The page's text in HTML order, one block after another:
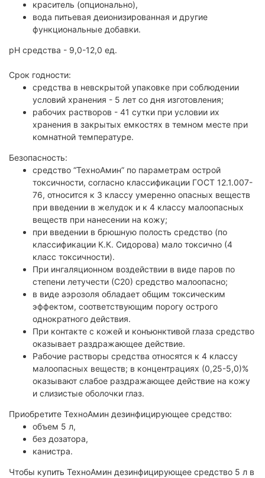
краситель (опционально),
вода питьевая деионизированная и другие
функциональные добавки.
рН средства - 9,0-12,0 ед.
Срок годности:
средства в невскрытой упаковке при соблюдении
условий хранения - 5 лет со дня изготовления;
рабочих растворов - 41 сутки при условии их
хранения в закрытых емкостях в темном месте при
комнатной температуре.
Безопасность:
средство “ТехноАмин” по параметрам острой
токсичности, согласно классификации ГОСТ 12.1.007-
76, относится к 3 классу умеренно опасных веществ
при введении в желудок и к 4 классу малоопасных
веществ при нанесении на кожу;
при введении в брюшную полость средство (по
классификации К.К. Сидорова) мало токсично (4
класс токсичности).
При ингаляционном воздействии в виде паров по
степени летучести (С20) средство малоопасно;
в виде аэрозоля обладает общим токсическим
эффектом, соответствующим порогу острого
однократного действия.
При контакте с кожей и конъюнктивой глаза средство
оказывает раздражающее действие.
Рабочие растворы средства относятся к 4 классу
малоопасных веществ; в концентрациях (0,25-5,0)%
оказывают слабое раздражающее действие на кожу
и слизистые оболочки глаз.
Приобретите ТехноАмин дезинфицирующее средство:
объем 5 л,
без дозатора,
канистра.
Чтобы купить ТехноАмин дезинфицирующее средство 5 л в